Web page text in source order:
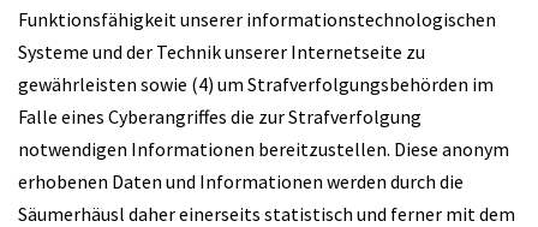
Funktionsfähigkeit unserer informationstechnologischen
Systeme und der Technik unserer Internetseite zu
gewährleisten sowie (4) um Strafverfolgungsbehörden im
Falle eines Cyberangriffes die zur Strafverfolgung
notwendigen Informationen bereitzustellen. Diese anonym
erhobenen Daten und Informationen werden durch die
Säumerhäusl daher einerseits statistisch und ferner mit dem